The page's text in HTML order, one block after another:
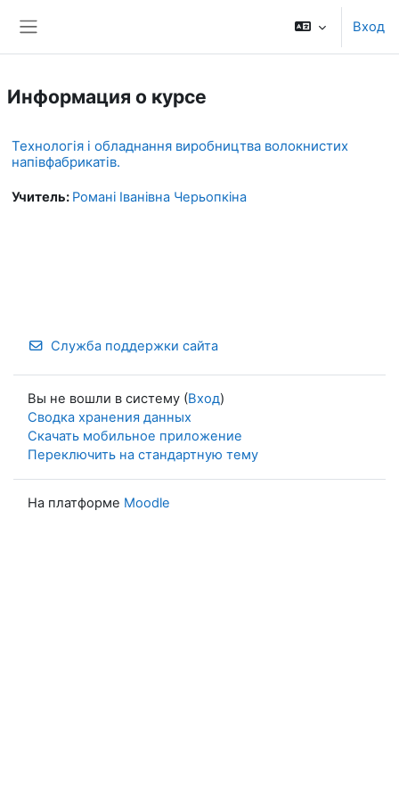
Вход
Информация о курсе
Технологія і обладнання виробництва волокнистих
напівфабрикатів.
Учитель: Романі Іванівна Черьопкіна
Служба поддержки сайта
Вы не вошли в систему (Вход)
Сводка хранения данных
Скачать мобильное приложение
Переключить на стандартную тему
На платформе Moodle